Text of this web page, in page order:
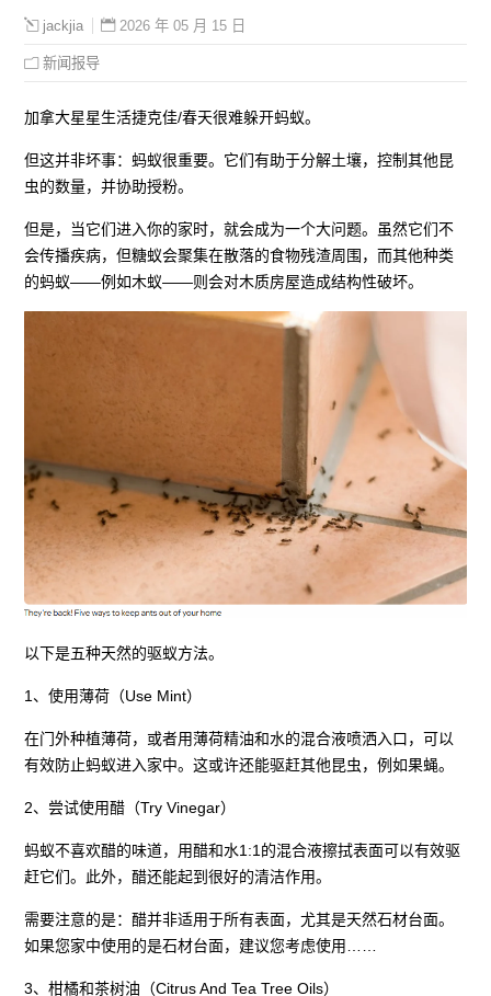
jackjia 2026 年 05 月 15 日
新闻报导
加拿大星星生活捷克佳/春天很难躲开蚂蚁。
但这并非坏事：蚂蚁很重要。它们有助于分解土壤，控制其他昆
虫的数量，并协助授粉。
但是，当它们进入你的家时，就会成为一个大问题。虽然它们不
会传播疾病，但糖蚁会聚集在散落的食物残渣周围，而其他种类
的蚂蚁——例如木蚁——则会对木质房屋造成结构性破坏。
以下是五种天然的驱蚁方法。
1、使用薄荷（Use Mint）
在门外种植薄荷，或者用薄荷精油和水的混合液喷洒入口，可以
有效防止蚂蚁进入家中。这或许还能驱赶其他昆虫，例如果蝇。
2、尝试使用醋（Try Vinegar）
蚂蚁不喜欢醋的味道，用醋和水1:1的混合液擦拭表面可以有效驱
赶它们。此外，醋还能起到很好的清洁作用。
需要注意的是：醋并非适用于所有表面，尤其是天然石材台面。
如果您家中使用的是石材台面，建议您考虑使用……
3、柑橘和茶树油（Citrus And Tea Tree Oils）